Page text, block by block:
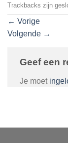
Trackbacks zijn
← Vorige
Volgende →
Geef een
Je moet